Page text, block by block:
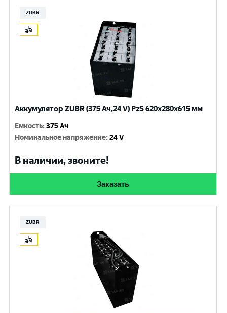
ZUBR
Аккумулятор ZUBR (375 Ач,24 V) PzS 620x280x615 мм
Емкость:375 Ач
Номинальное напряжение:24 V
В наличии, звоните!
Заказать
ZUBR